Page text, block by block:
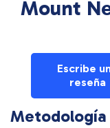
Mount
Escribe
reseña
Metodología